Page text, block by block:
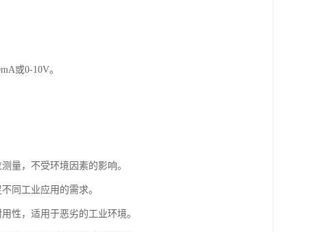
或0-10V。
量，不受环境因素的影响。
同工业应用的需求。
性，适用于恶劣的工业环境。